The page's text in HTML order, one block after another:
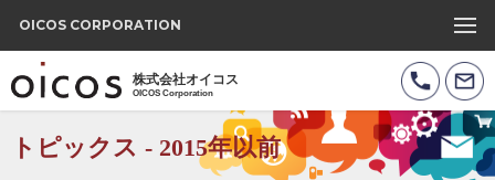
株式会社オイコス
OICOS Corporation
OICOS CORPORATION
トピックス - 2015年以前